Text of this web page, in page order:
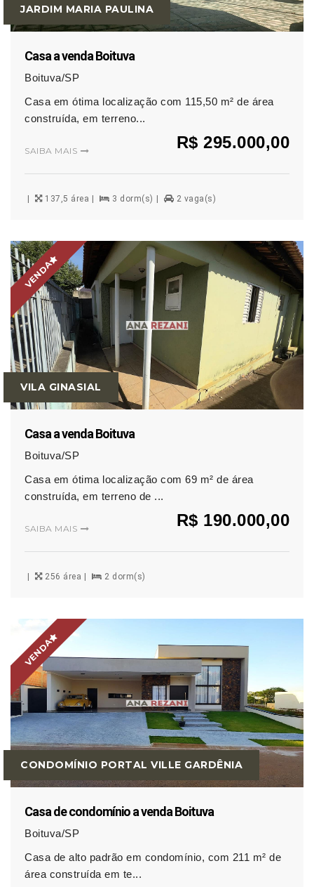
JARDIM MARIA PAULINA
Casa a venda Boituva
Boituva/SP
Casa em ótima localização com 115,50 m² de área
construída, em terreno...
R$ 295.000,00
SAIBA MAIS
137,5 área 3 dorm(s) 2 vaga(s)
VILA GINASIAL
VENDA
Casa a venda Boituva
Boituva/SP
Casa em ótima localização com 69 m² de área
construída, em terreno de ...
R$ 190.000,00
SAIBA MAIS
256 área 2 dorm(s)
CONDOMÍNIO PORTAL VILLE GARDÊNIA
VENDA
Casa de condomínio a venda Boituva
Boituva/SP
Casa de alto padrão em condomínio, com 211 m² de
área construída em te...